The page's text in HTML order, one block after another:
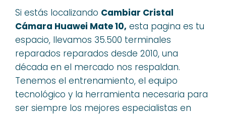
Si estás localizando Cambiar Cristal
Cámara Huawei Mate 10, esta pagina es tu
espacio, llevamos 35.500 terminales
reparados reparados desde 2010, una
década en el mercado nos respaldan.
Tenemos el entrenamiento, el equipo
tecnológico y la herramienta necesaria para
ser siempre los mejores especialistas en